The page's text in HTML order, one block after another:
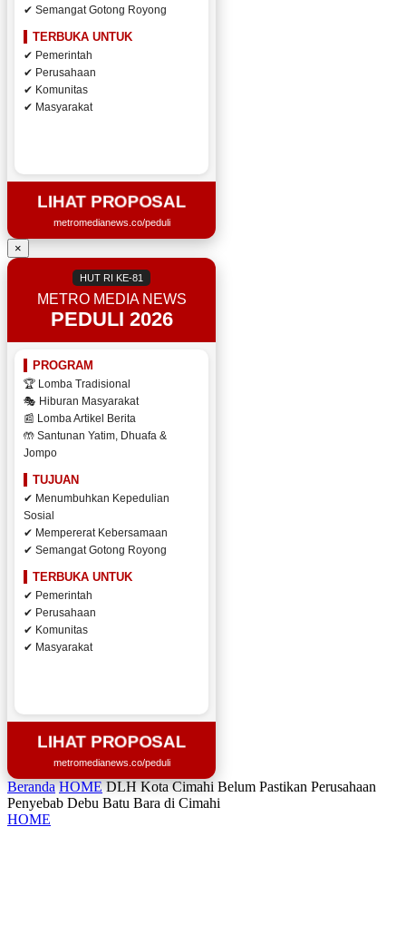
✔ Semangat Gotong Royong
TERBUKA UNTUK
✔ Pemerintah
✔ Perusahaan
✔ Komunitas
✔ Masyarakat
LIHAT PROPOSAL
metromedianews.co/peduli
×
HUT RI KE-81
METRO MEDIA NEWS
PEDULI 2026
PROGRAM
🏆 Lomba Tradisional
🎭 Hiburan Masyarakat
📰 Lomba Artikel Berita
🤲 Santunan Yatim, Dhuafa &
Jompo
TUJUAN
✔ Menumbuhkan Kepedulian
Sosial
✔ Mempererat Kebersamaan
✔ Semangat Gotong Royong
TERBUKA UNTUK
✔ Pemerintah
✔ Perusahaan
✔ Komunitas
✔ Masyarakat
LIHAT PROPOSAL
metromedianews.co/peduli
Beranda HOME DLH Kota Cimahi Belum Pastikan Perusahaan
Penyebab Debu Batu Bara di Cimahi
HOME